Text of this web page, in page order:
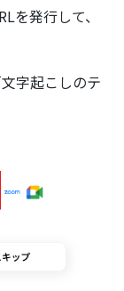
を発行して、
字起こしのテ